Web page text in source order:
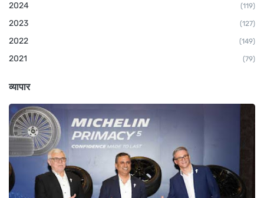
2024 (119)
2023 (127)
2022 (149)
2021 (79)
व्यापार